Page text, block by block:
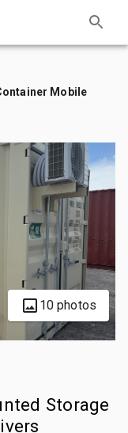
Mobile
10 photos
Storage